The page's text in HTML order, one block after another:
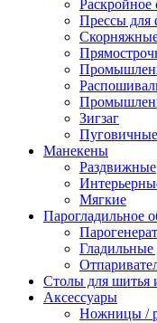
Раскройное
Прессы для
Зигзаг
Манекены
Раздвижные
Мягкие
Парогладильное
Столы для шитья
Аксессуары
Ножницы /